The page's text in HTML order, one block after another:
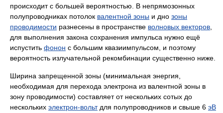
происходит с большей вероятностью. В непрямозонных
полупроводниках потолок валентной зоны и дно зоны
проводимости разнесены в пространстве волновых векторов
для выполнения закона сохранения импульса нужно ещё
испустить фонон с большим квазиимпульсом, и поэтому
вероятность излучательной рекомбинации существенно ниже.
Ширина запрещенной зоны (минимальная энергия,
необходимая для перехода электрона из валентной зоны в
зону проводимости) составляет от нескольких сотых до
нескольких электрон-вольтдля полупроводников и свыше 6 эВ